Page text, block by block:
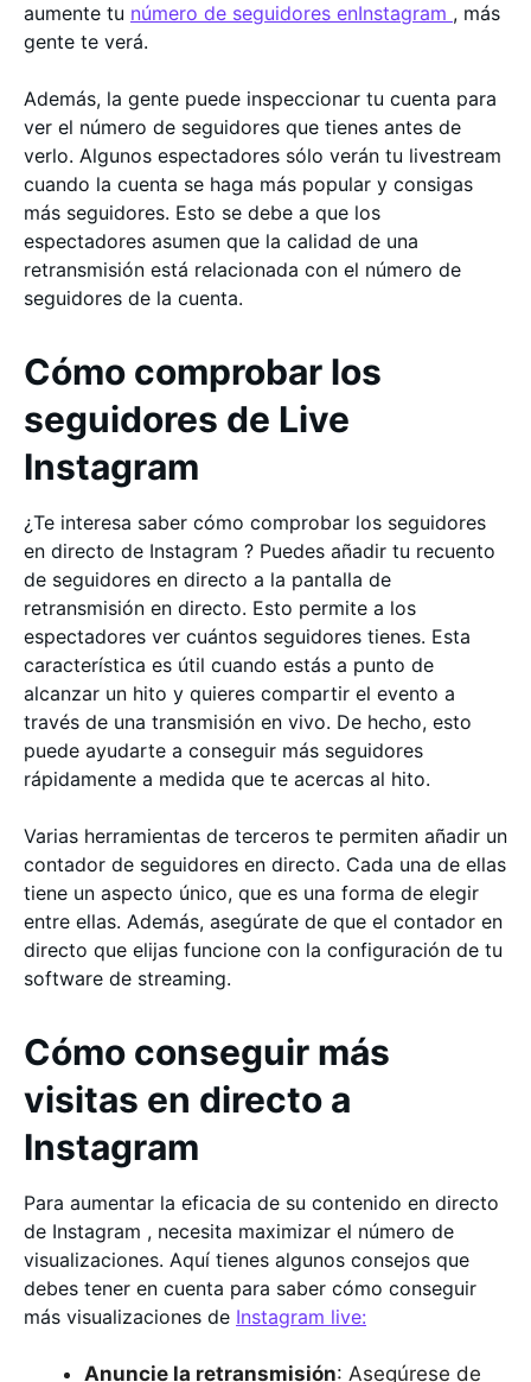
aumente tu número de seguidores enInstagram , más
gente te verá.
Además, la gente puede inspeccionar tu cuenta para
ver el número de seguidores que tienes antes de
verlo. Algunos espectadores sólo verán tu livestream
cuando la cuenta se haga más popular y consigas
más seguidores. Esto se debe a que los
espectadores asumen que la calidad de una
retransmisión está relacionada con el número de
seguidores de la cuenta.
Cómo comprobar los
seguidores de Live
Instagram
¿Te interesa saber cómo comprobar los seguidores
en directo de Instagram ? Puedes añadir tu recuento
de seguidores en directo a la pantalla de
retransmisión en directo. Esto permite a los
espectadores ver cuántos seguidores tienes. Esta
característica es útil cuando estás a punto de
alcanzar un hito y quieres compartir el evento a
través de una transmisión en vivo. De hecho, esto
puede ayudarte a conseguir más seguidores
rápidamente a medida que te acercas al hito.
Varias herramientas de terceros te permiten añadir un
contador de seguidores en directo. Cada una de ellas
tiene un aspecto único, que es una forma de elegir
entre ellas. Además, asegúrate de que el contador en
directo que elijas funcione con la configuración de tu
software de streaming.
Cómo conseguir más
visitas en directo a
Instagram
Para aumentar la eficacia de su contenido en directo
de Instagram , necesita maximizar el número de
visualizaciones. Aquí tienes algunos consejos que
debes tener en cuenta para saber cómo conseguir
más visualizaciones de Instagram live:
Anuncie la retransmisión: Asegúrese de